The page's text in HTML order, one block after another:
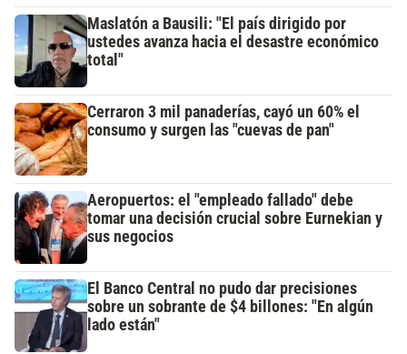
Maslatón a Bausili: "El país dirigido por
ustedes avanza hacia el desastre económico
total"
Cerraron 3 mil panaderías, cayó un 60% el
consumo y surgen las "cuevas de pan"
Aeropuertos: el "empleado fallado" debe
tomar una decisión crucial sobre Eurnekian y
sus negocios
El Banco Central no pudo dar precisiones
sobre un sobrante de $4 billones: "En algún
lado están"